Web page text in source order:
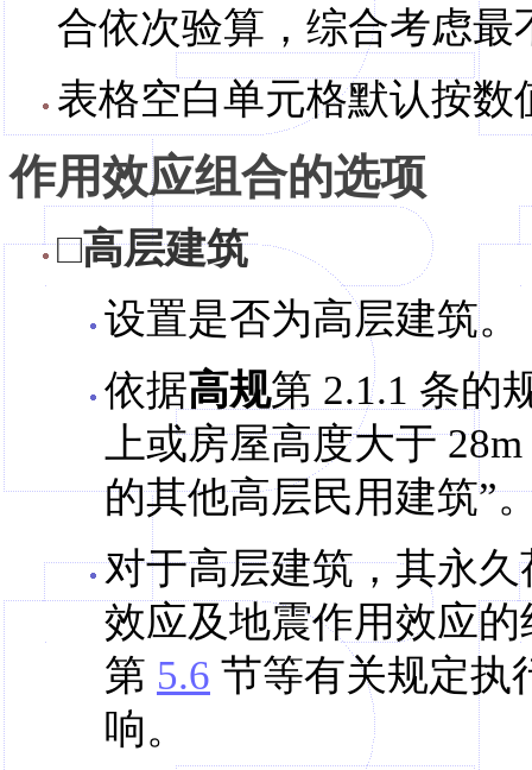
合依次验算，综合考虑最
表格空白单元格默认按数
作用效应组合的选项
□高层建筑
设置是否为高层建筑。
依据高规第 2.1.1 条的
上或房屋高度大于
的其他高层民用建筑”
对于高层建筑，其永
效应及地震作用效应的
第 5.6 节等有关规定执
响。